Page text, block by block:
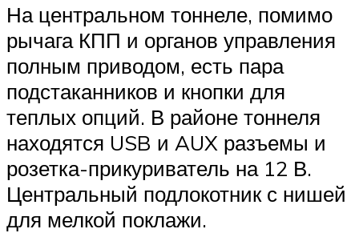
На центральном тоннеле, помимо
рычага КПП и органов управления
полным приводом, есть пара
подстаканников и кнопки для
теплых опций. В районе тоннеля
находятся USB и AUX разъемы и
розетка-прикуриватель на 12 В.
Центральный подлокотник с нишей
для мелкой поклажи.